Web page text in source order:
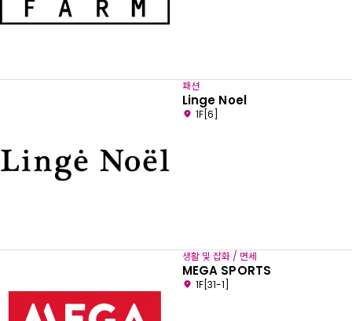
패션
Linge Noel
1F[6]
생활 및 잡화 / 면세
MEGA SPORTS
1F[31-1]